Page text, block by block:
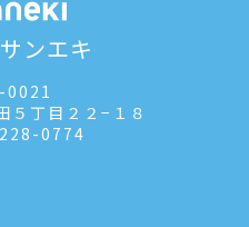
ンエキ
0021
５丁目２２−１８
0774